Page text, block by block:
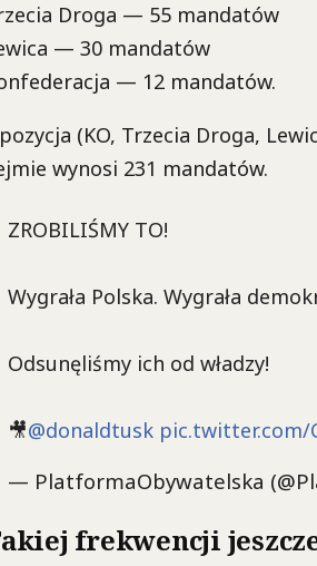
Droga — 55 mandatów
— 30 mandatów
— 12 mandatów.
(KO, Trzecia Droga,
wynosi 231 mandatów.
ZROBILIŚMY TO!
Wygrała Polska. Wygrała
Odsunęliśmy ich od władzy!
🎥@donaldtusk pic.twitter.com/
— PlatformaObywatelska
frekwencji